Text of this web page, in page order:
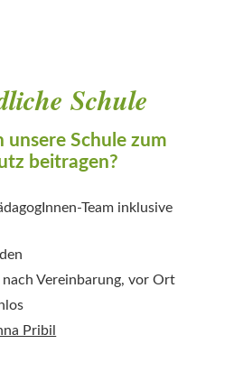
Schule
unsere Schule zum
beitragen?
Team inklusive
nach Vereinbarung, vor Ort
Pribil